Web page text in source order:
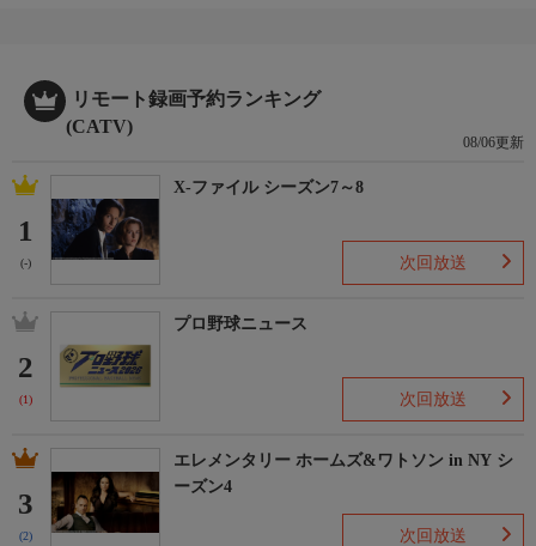
リモート録画予約ランキング
(CATV)
08/06更新
1
(-)
X-ファイル シーズン7～8
次回放送
2
(1)
プロ野球ニュース
次回放送
3
(2)
エレメンタリー ホームズ&ワトソン in NY シ
ーズン4
次回放送